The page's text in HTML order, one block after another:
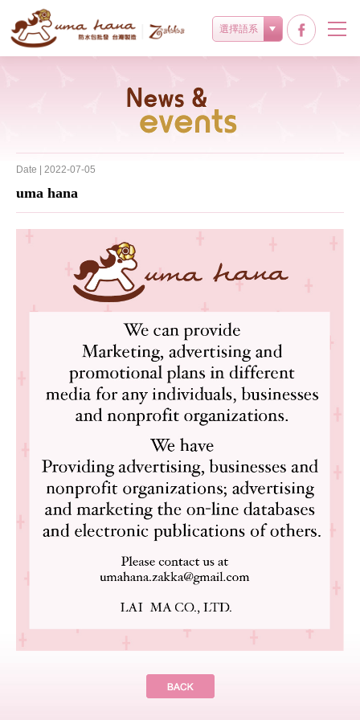
選擇語系
Date | 2022-07-05
uma hana